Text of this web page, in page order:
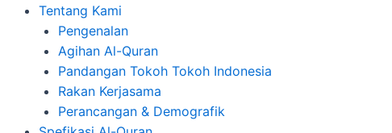
Tentang Kami
Pengenalan
Agihan Al-Quran
Pandangan Tokoh Tokoh Indonesia
Rakan Kerjasama
Perancangan & Demografik